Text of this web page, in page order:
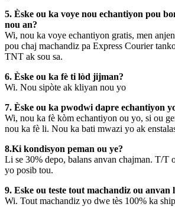
5. Èske ou ka voye nou echantiyon pou
nou an?
Wi, nou ka voye echantiyon gratis, men
pou chaj machandiz pa Express Courier
TNT ak sou sa.
6. Èske ou ka fè ti lòd jijman?
Wi. Nou sipòte ak kliyan nou yo
7. Èske ou ka pwodwi dapre echantiyon
Wi, nou ka fè kòm echantiyon ou yo, si ou
nou ka fè li. Nou ka bati mwazi yo ak
8.Ki kondisyon peman ou ye?
Li se 30% depo, balans anvan chajman. T/T
yo posib tou.
9. Eske ou teste tout machandiz ou anvan
Wi. Tout machandiz yo dwe tès 100% ka